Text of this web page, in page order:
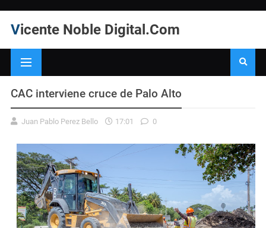
Vicente Noble Digital.Com
CAC interviene cruce de Palo Alto
Juan Pablo Perez Bello 17:01 0